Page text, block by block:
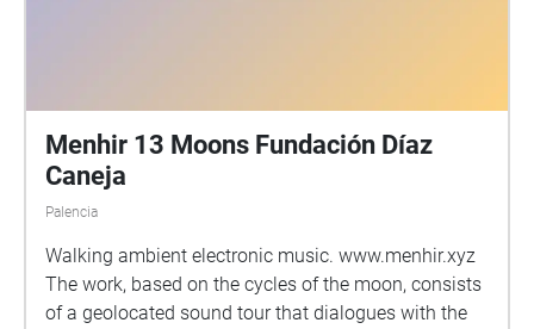
Menhir 13 Moons Fundación Díaz
Caneja
Palencia
Walking ambient electronic music. www.menhir.xyz
The work, based on the cycles of the moon, consists
of a geolocated sound tour that dialogues with the